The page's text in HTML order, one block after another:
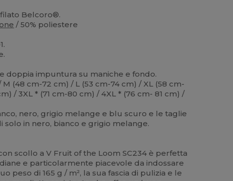
Belcoro®.
/ 50% poliestere
doppia impuntura su maniche e fondo.
(48 cm-72 cm) / L (53 cm-74 cm) / XL (58 cm-
/ 3XL * (71 cm-80 cm) / 4XL * (76 cm- 81 cm) /
nero, grigio melange e blu scuro e le taglie
solo in nero, bianco e grigio melange.
scollo a V Fruit of the Loom SC234 è perfetta
e particolarmente piacevole da indossare
peso di 165 g / m², la sua fascia di pulizia e le